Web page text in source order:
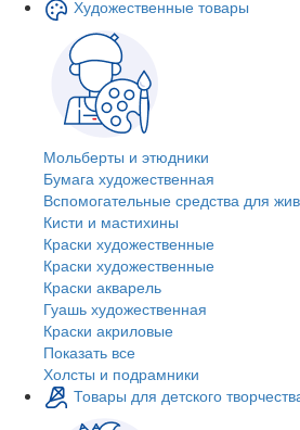
Художественные товары
Мольберты и этюдники
Бумага художественная
Вспомогательные средства для
Кисти и мастихины
Краски художественные
Краски художественные
Краски акварель
Гуашь художественная
Краски акриловые
Показать все
Холсты и подрамники
Товары для детского